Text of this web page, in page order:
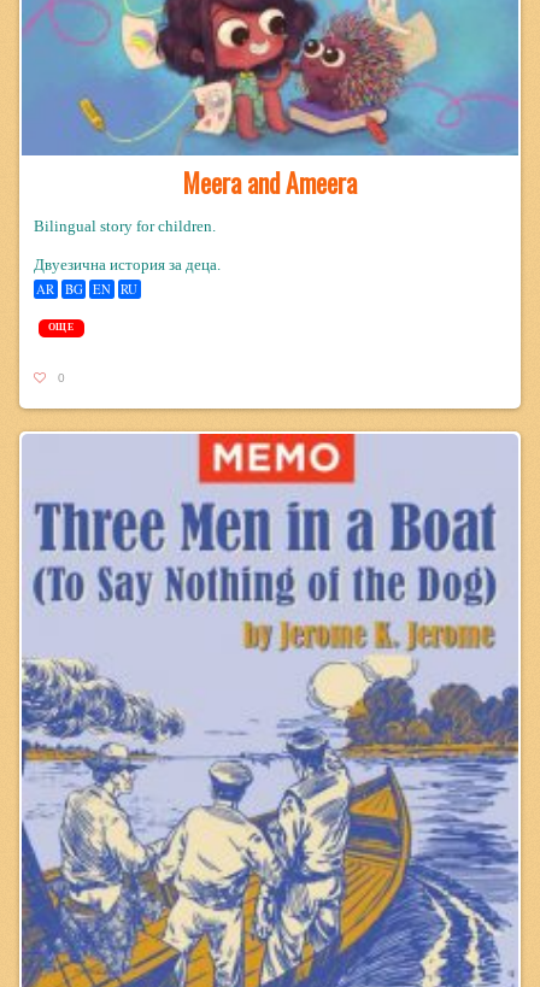
Meera and Ameera
Bilingual story for children.
Двуезична история за деца.
AR BG EN RU
ОЩЕ
0